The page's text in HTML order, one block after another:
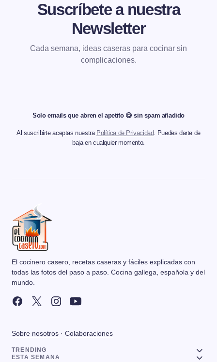
Suscríbete a nuestra
Newsletter
Cada semana, ideas caseras para cocinar sin
complicaciones.
Solo emails que abren el apetito 😋 sin spam añadido
Al suscribirte aceptas nuestra Política de Privacidad. Puedes darte de
baja en cualquier momento.
El cocinero casero, recetas caseras y fáciles explicadas con
todas las fotos del paso a paso. Cocina gallega, española y del
mundo.
Sobre nosotros · Colaboraciones
TRENDING
ESTA SEMANA